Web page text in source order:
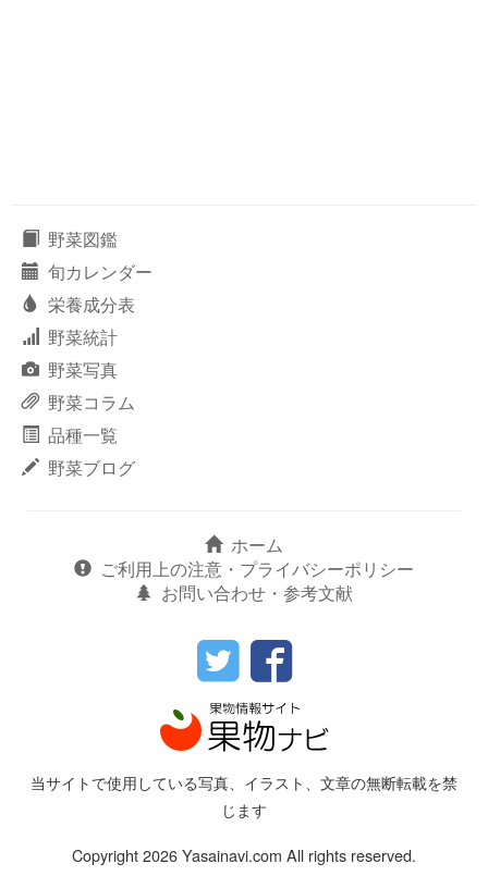
野菜図鑑
旬カレンダー
栄養成分表
野菜統計
野菜写真
野菜コラム
品種一覧
野菜ブログ
ホーム
ご利用上の注意・プライバシーポリシー
お問い合わせ・参考文献
当サイトで使用している写真、イラスト、文章の無断転載を禁
じます
Copyright 2026 Yasainavi.com All rights reserved.